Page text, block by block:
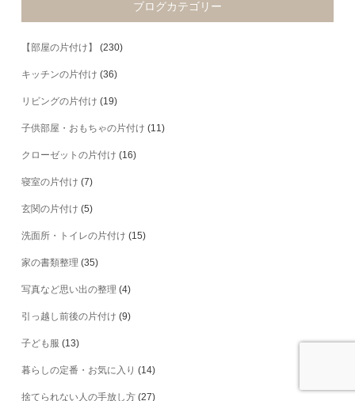
ブログカテゴリー
【部屋の片付け】 (230)
キッチンの片付け (36)
リビングの片付け (19)
子供部屋・おもちゃの片付け (11)
クローゼットの片付け (16)
寝室の片付け (7)
玄関の片付け (5)
洗面所・トイレの片付け (15)
家の書類整理 (35)
写真など思い出の整理 (4)
引っ越し前後の片付け (9)
子ども服 (13)
暮らしの定番・お気に入り (14)
捨てられない人の手放し方 (27)